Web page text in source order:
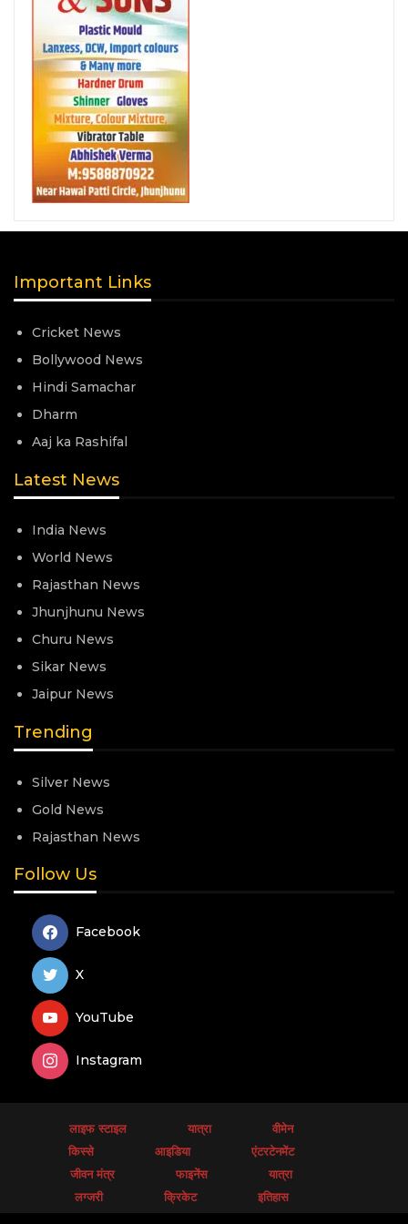
Important Links
Cricket News
Bollywood News
Hindi Samachar
Dharm
Aaj ka Rashifal
Latest News
India News
World News
Rajasthan News
Jhunjhunu News
Churu News
Sikar News
Jaipur News
Trending
Silver News
Gold News
Rajasthan News
Follow Us
Facebook
X
YouTube
Instagram
लाइफ स्टाइल यात्रा
वीमेन
किस्से
आइडिया
एंटरटेनमेंट
जीवन मंत्र
फाइनेंस
यात्रा
लग्जरी
क्रिकेट इतिहास